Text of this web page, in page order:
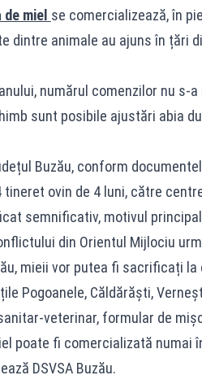
miel se comercializează, în
dintre animale au ajuns în țări
numărul comenzilor nu s-
sunt posibile ajustări abia
Buzău, conform
ovin de 4 luni, către
semnificativ, motivul
din Orientul Mijlociu
mieii vor putea fi sacrificați la
Pogoanele, Căldărăști,
veterinar, formular de
poate fi comercializată numai
DSVSA Buzău.